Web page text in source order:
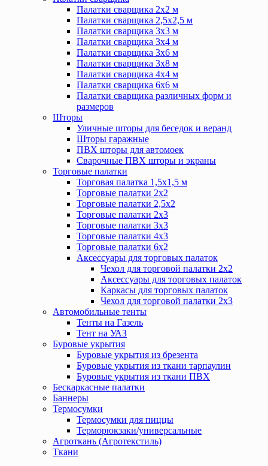
Палатки сварщика 2х2 м
Палатки сварщика 2,5х2,5 м
Палатки сварщика 3х3 м
Палатки сварщика 3х4 м
Палатки сварщика 3х6 м
Палатки сварщика 3х8 м
Палатки сварщика 4х4 м
Палатки сварщика 6х6 м
Палатки сварщика различных форм и
размеров
Шторы
Уличные шторы для беседок и веранд
Шторы гаражные
ПВХ шторы для автомоек
Сварочные ПВХ шторы и экраны
Торговые палатки
Торговая палатка 1,5х1,5 м
Торговые палатки 2х2
Торговые палатки 2,5х2
Торговые палатки 2х3
Торговые палатки 3х3
Торговые палатки 4х3
Торговые палатки 6х2
Аксессуары для торговых палаток
Чехол для торговой палатки 2х2
Аксессуары для торговых палаток
Каркасы для торговых палаток
Чехол для торговой палатки 2х3
Автомобильные тенты
Тенты на Газель
Тент на УАЗ
Буровые укрытия
Буровые укрытия из брезента
Буровые укрытия из ткани тарпаулин
Буровые укрытия из ткани ПВХ
Бескаркасные палатки
Баннеры
Термосумки
Термосумки для пиццы
Терморюкзаки/универсальные
Агроткань (Агротекстиль)
Ткани